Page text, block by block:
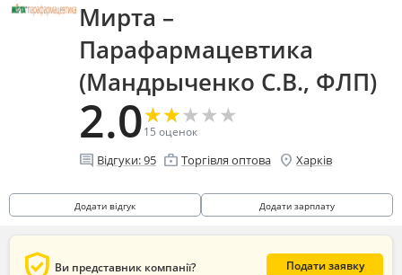
Мирта –
Парафармацевтика
(Мандрыченко С.В., ФЛП)
2.0★
★★
★★
★★
★★
★
15 оценок
comment Відгуки:95 enterprise Торгівля оптова location_on Харків
Додати відгук Додати зарплату
Ви представник компанії? Подати заявку